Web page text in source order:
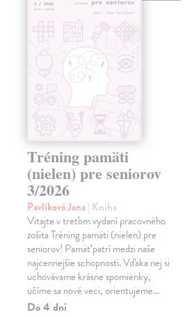
Tréning pamäti
(nielen) pre seniorov
3/2026
Pavlíková Jana| Kniha
Vitajte v treťom vydaní pracovného
zošita Tréning pamäti (nielen) pre
seniorov! Pamäť patrí medzi naše
najcennejšie schopnosti. Vďaka nej si
uchovávame krásne spomienky,
učíme sa nové veci, orientujeme…
Do 4 dní